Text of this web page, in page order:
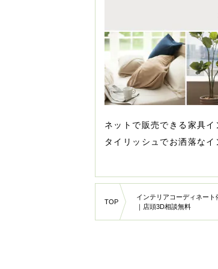
ネットで販売できる家具
タイリッシュでお洒落な
TOP
インテリアコーディネート
｜店頭3D相談無料